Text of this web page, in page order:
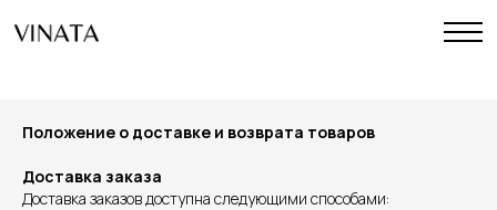
Положение о доставке и возврата товаров
Доставка заказа
Доставка заказов доступна следующими способами: